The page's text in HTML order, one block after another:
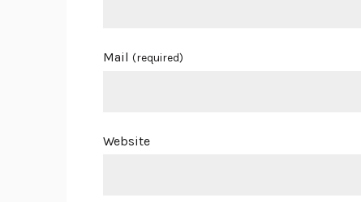
Mail (required)
Website